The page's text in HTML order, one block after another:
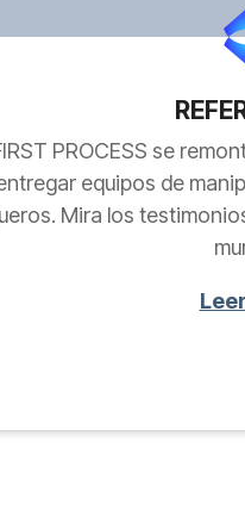
PROCESS se
equipos de
Mira los